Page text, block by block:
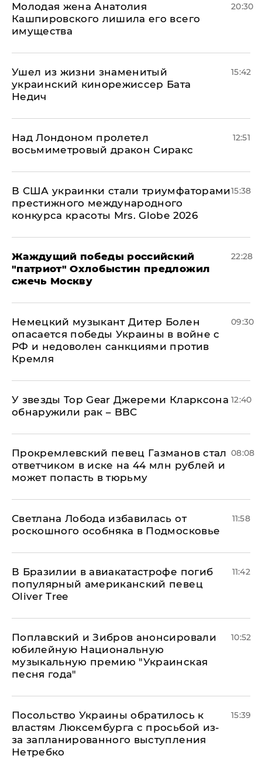
Молодая жена Анатолия
Кашпировского лишила его всего
имущества
20:30
Ушел из жизни знаменитый
украинский кинорежиссер Бата
Недич
15:42
Над Лондоном пролетел
восьмиметровый дракон Сиракс
12:51
В США украинки стали триумфаторами
престижного международного
конкурса красоты Mrs. Globe 2026
15:38
Жаждущий победы российский
"патриот" Охлобыстин предложил
сжечь Москву
22:28
Немецкий музыкант Дитер Болен
опасается победы Украины в войне с
РФ и недоволен санкциями против
Кремля
09:30
У звезды Top Gear Джереми Кларксона
обнаружили рак – BBC
12:40
Прокремлевский певец Газманов стал
ответчиком в иске на 44 млн рублей и
может попасть в тюрьму
08:08
Светлана Лобода избавилась от
роскошного особняка в Подмосковье
11:58
В Бразилии в авиакатастрофе погиб
популярный американский певец
Oliver Tree
11:42
Поплавский и Зибров анонсировали
юбилейную Национальную
музыкальную премию "Украинская
песня года"
10:52
Посольство Украины обратилось к
властям Люксембурга с просьбой из-
за запланированного выступления
Нетребко
15:39